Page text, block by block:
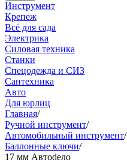
Инструмент
Крепеж
Всё для сада
Электрика
Силовая техника
Станки
Спецодежда и СИЗ
Сантехника
Авто
Для юрлиц
Главная/
Ручной инструмент/
Автомобильный инструмент/
Баллонные ключи/
17 мм Автоdело